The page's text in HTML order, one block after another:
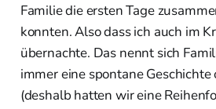
Familie die ersten Tage
konnten. Also dass ich auch im
übernachte. Das nennt sich
immer eine spontane
(deshalb hatten wir eine